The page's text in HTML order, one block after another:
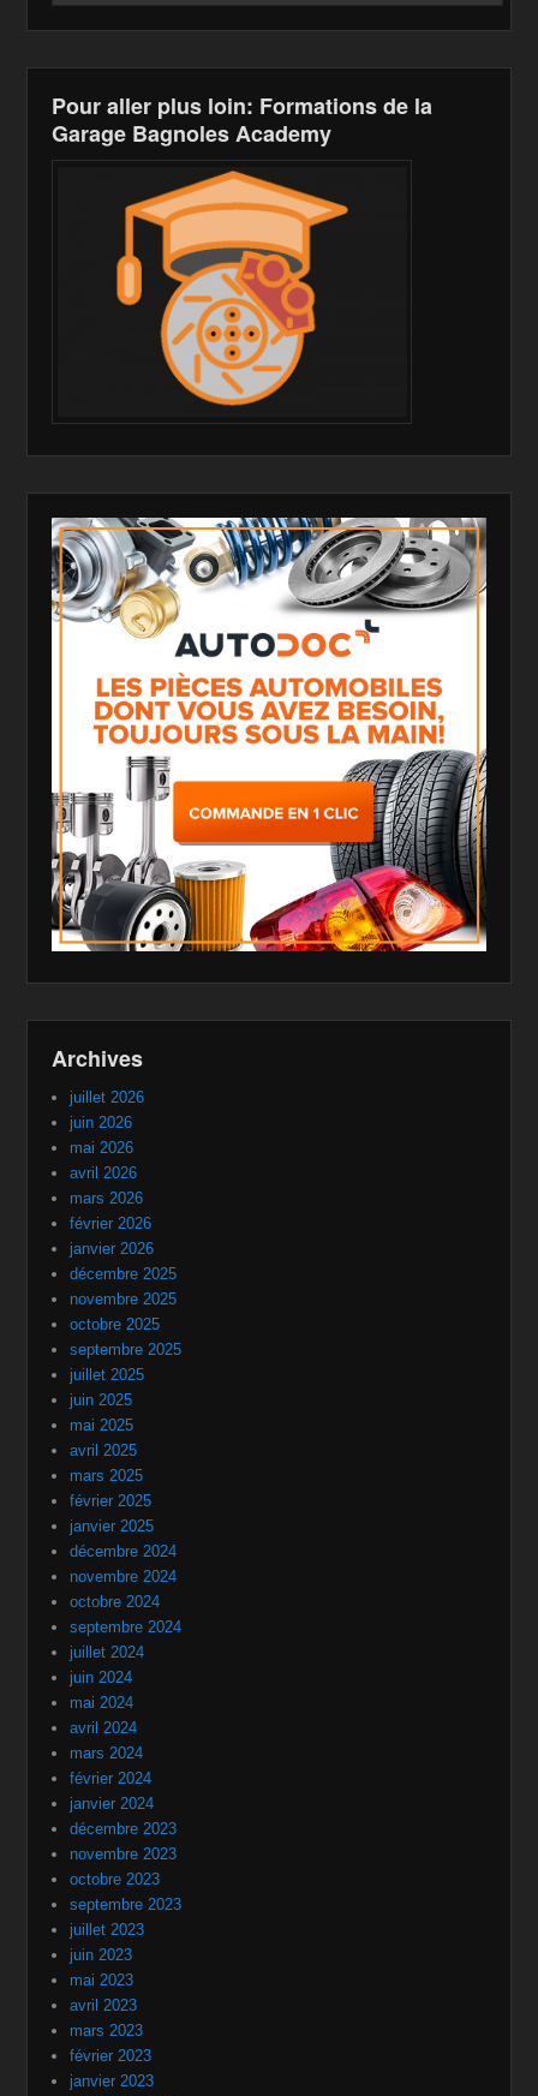
Pour aller plus loin: Formations de la
Garage Bagnoles Academy
Archives
juillet 2026
juin 2026
mai 2026
avril 2026
mars 2026
février 2026
janvier 2026
décembre 2025
novembre 2025
octobre 2025
septembre 2025
juillet 2025
juin 2025
mai 2025
avril 2025
mars 2025
février 2025
janvier 2025
décembre 2024
novembre 2024
octobre 2024
septembre 2024
juillet 2024
juin 2024
mai 2024
avril 2024
mars 2024
février 2024
janvier 2024
décembre 2023
novembre 2023
octobre 2023
septembre 2023
juillet 2023
juin 2023
mai 2023
avril 2023
mars 2023
février 2023
janvier 2023